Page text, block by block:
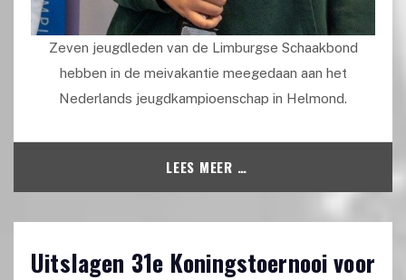
Zeven jeugdleden van de Limburgse Schaakbond
hebben in de meivakantie meegedaan aan het
Nederlands jeugdkampioenschap in Helmond.
LEES MEER …
Uitslagen 31e Koningstoernooi voor